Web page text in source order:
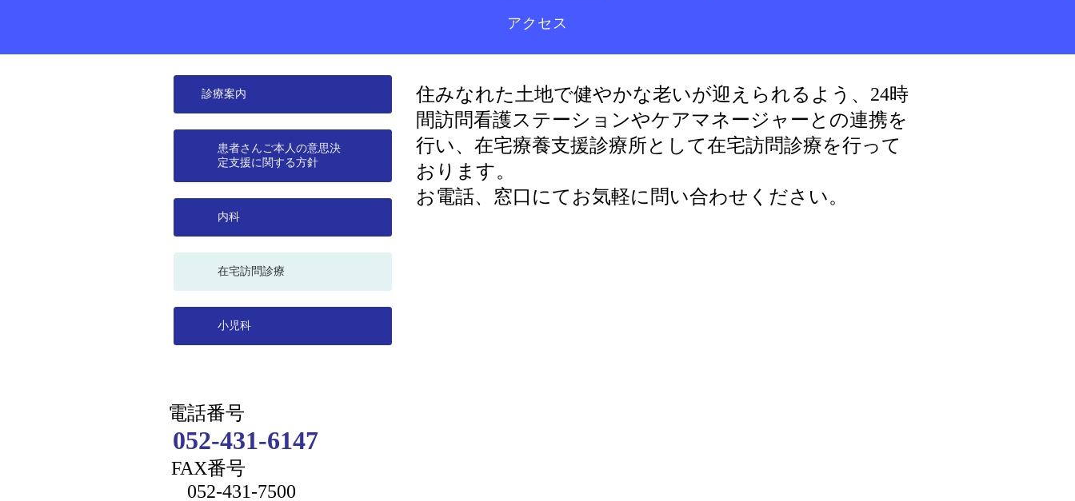
アクセス
診療案内
患者さんご本人の意思決
定支援に関する方針
内科
在宅訪問診療
小児科
電話番号
052-431-6147
FAX番号
052-431-7500
住みなれた土地で健やかな老いが迎えられる よう、 24時
間訪問看護ステーションやケアマネージャーとの連携を
行い、在宅療養支援診療所として在宅訪問診療を行って
おります。
お電話、窓口にてお気軽に問い合わせください。